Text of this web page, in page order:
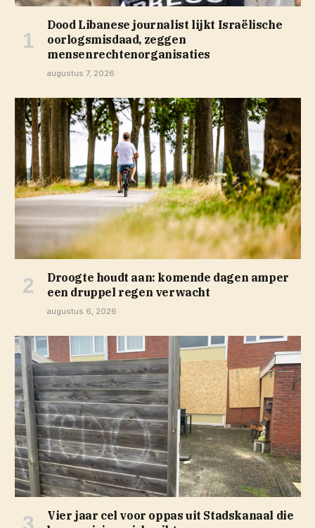
Dood Libanese journalist lijkt Israëlische
oorlogsmisdaad, zeggen
mensenrechtenorganisaties
augustus 7, 2026
Droogte houdt aan: komende dagen amper
een druppel regen verwacht
augustus 6, 2026
Vier jaar cel voor oppas uit Stadskanaal die